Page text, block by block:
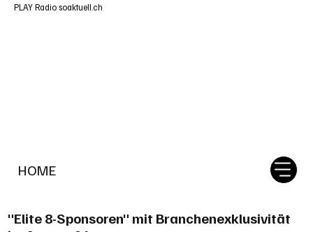
HOME
PLAY Radio soaktuell.ch
"Elite 8-Sponsoren" mit Branchenexklusivität